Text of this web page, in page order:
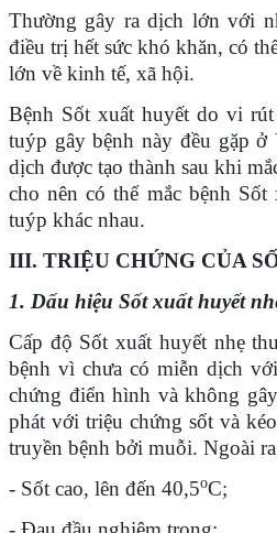
Thường gây ra dịch lớn với
điều trị hết sức khó khăn, có
lớn về kinh tế, xã hội.
Bệnh Sốt xuất huyết do vi
tuýp gây bệnh này đều gặp
dịch được tạo thành sau khi
cho nên có thể mắc bệnh
tuýp khác nhau.
III. TRIỆU CHỨNG CỦA
1. Dấu hiệu Sốt xuất huyết
Cấp độ Sốt xuất huyết nhẹ
bệnh vì chưa có miễn dịch
chứng điển hình và không
phát với triệu chứng sốt và
truyền bệnh bởi muỗi. Ngoài
- Sốt cao, lên đến 40,5oC;